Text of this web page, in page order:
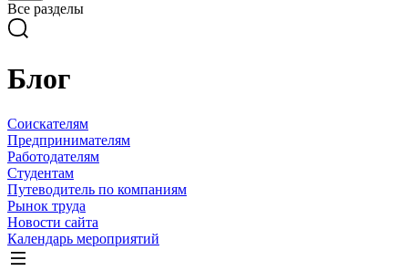
Все разделы
Блог
Соискателям
Предпринимателям
Работодателям
Студентам
Путеводитель по компаниям
Рынок труда
Новости сайта
Календарь мероприятий